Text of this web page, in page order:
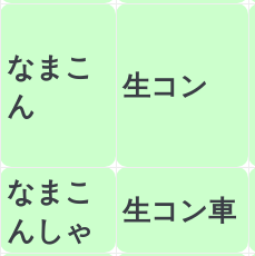
なまこ
ん
生コン
なまこ
んしゃ
生コン車